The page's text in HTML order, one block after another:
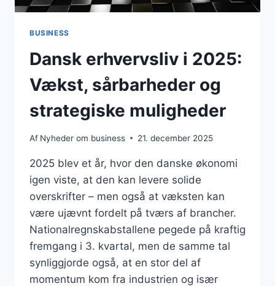
BUSINESS
Dansk erhvervsliv i 2025:
Vækst, sårbarheder og
strategiske muligheder
Af Nyheder om business 21. december 2025
2025 blev et år, hvor den danske økonomi
igen viste, at den kan levere solide
overskrifter – men også at væksten kan
være ujævnt fordelt på tværs af brancher.
Nationalregnskabstallene pegede på kraftig
fremgang i 3. kvartal, men de samme tal
synliggjorde også, at en stor del af
momentum kom fra industrien og især